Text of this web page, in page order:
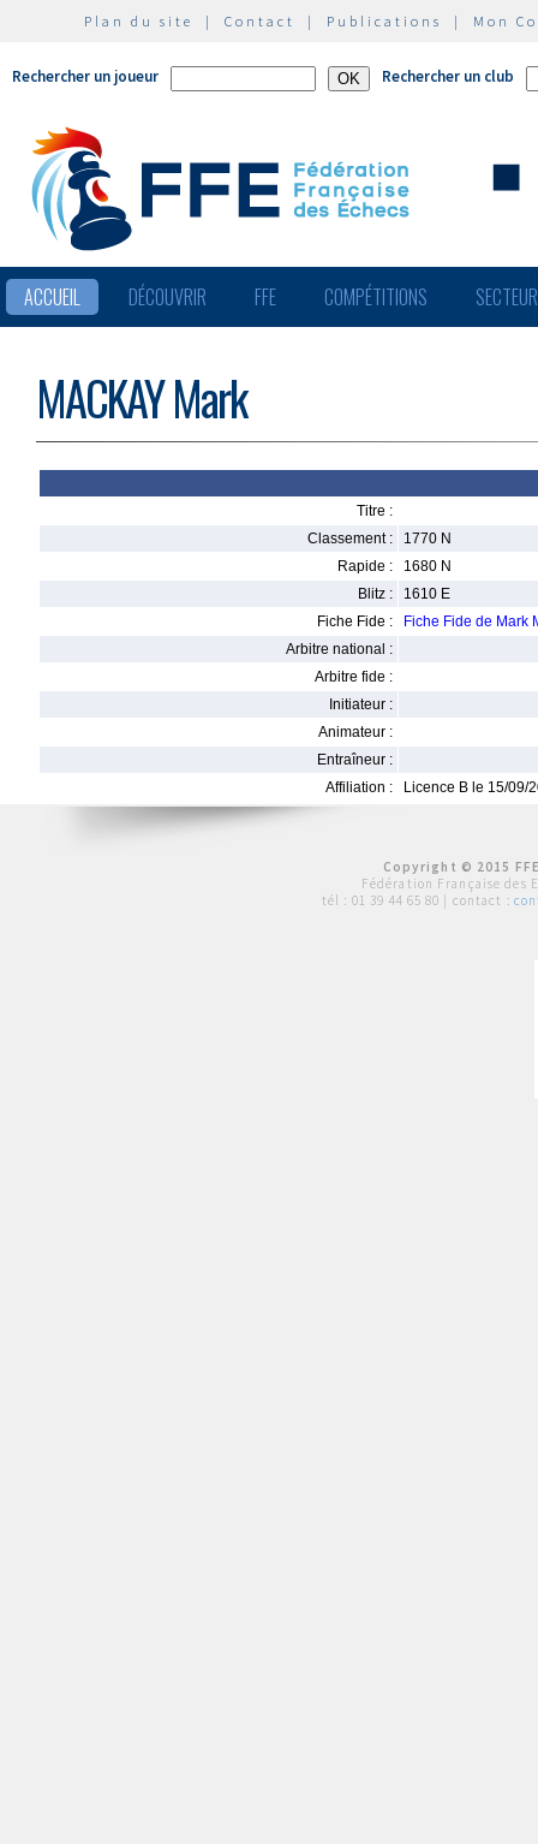
Plan du site | Contact | Publications | Mon
Rechercher un joueur Rechercher un club
ACCUEIL DÉCOUVRIR FFE COMPÉTITIONS
MACKAY Mark
Titre :
Classement :
1770 N
Rapide :
1680 N
Blitz :
1610 E
Fiche Fide :
Fiche Fide de Mark
Arbitre national :
Arbitre fide :
Initiateur :
Animateur :
Entraîneur :
Affiliation :
Licence B le 15/09/
Copyright © 2015
Fédération Française des
tél : 01 39 44 65 80 | contact :